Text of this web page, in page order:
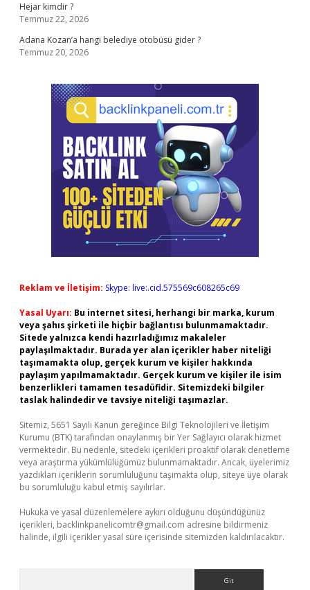
Hejar kimdir ?
Temmuz 22, 2026
Adana Kozan’a hangi belediye otobüsü gider ?
Temmuz 20, 2026
Reklam ve İletişim: Skype: live:.cid.575569c608265c69
Yasal Uyarı: Bu internet sitesi, herhangi bir marka, kurum
veya şahıs şirketi ile hiçbir bağlantısı bulunmamaktadır.
Sitede yalnızca kendi hazırladığımız makaleler
paylaşılmaktadır. Burada yer alan içerikler haber niteliği
taşımamakta olup, gerçek kurum ve kişiler hakkında
paylaşım yapılmamaktadır. Gerçek kurum ve kişiler ile isim
benzerlikleri tamamen tesadüfidir. Sitemizdeki bilgiler
taslak halindedir ve tavsiye niteliği taşımazlar.
Sitemiz, 5651 Sayılı Kanun gereğince Bilgi Teknolojileri ve İletişim
Kurumu (BTK) tarafından onaylanmış bir Yer Sağlayıcı olarak hizmet
vermektedir. Bu nedenle, sitedeki içerikleri proaktif olarak denetleme
veya araştırma yükümlülüğümüz bulunmamaktadır. Ancak, üyelerimiz
yazdıkları içeriklerin sorumluluğunu taşımakta olup, siteye üye olarak
bu sorumluluğu kabul etmiş sayılırlar.
Hukuka ve yasal düzenlemelere aykırı olduğunu düşündüğünüz
içerikleri, backlinkpanelicomtr@gmail.com adresine bildirmeniz
halinde, ilgili içerikler yasal süre içerisinde sitemizden kaldırılacaktır.